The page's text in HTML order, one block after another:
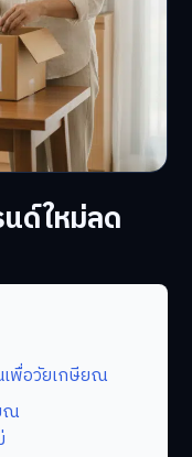
ด์ใหม่ลด
พื่อวัยเกษียณ
ณ